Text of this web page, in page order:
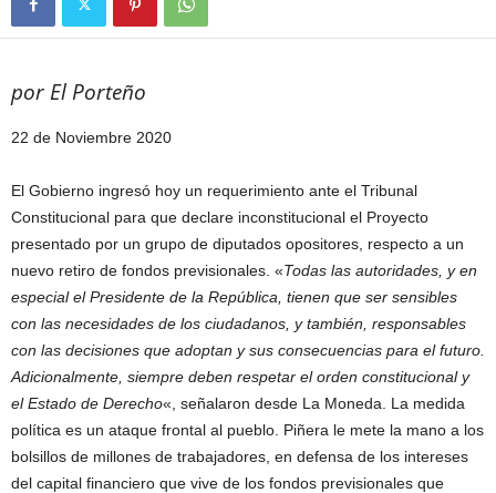
por El Porteño
22 de Noviembre 2020
El Gobierno ingresó hoy un requerimiento ante el Tribunal
Constitucional para que declare inconstitucional el Proyecto
presentado por un grupo de diputados opositores, respecto a un
nuevo retiro de fondos previsionales. «Todas las autoridades, y en
especial el Presidente de la República, tienen que ser sensibles
con las necesidades de los ciudadanos, y también, responsables
con las decisiones que adoptan y sus consecuencias para el futuro.
Adicionalmente, siempre deben respetar el orden constitucional y
el Estado de Derecho«, señalaron desde La Moneda. La medida
política es un ataque frontal al pueblo. Piñera le mete la mano a los
bolsillos de millones de trabajadores, en defensa de los intereses
del capital financiero que vive de los fondos previsionales que